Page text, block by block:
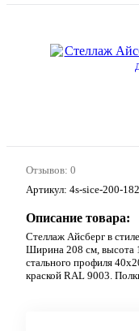
Отзывов: 0
Артикул: 4s-sice-200-
Описание товара:
Стеллаж Айсберг в
Ширина 208 см, высота
стального профиля
краской RAL 9003.